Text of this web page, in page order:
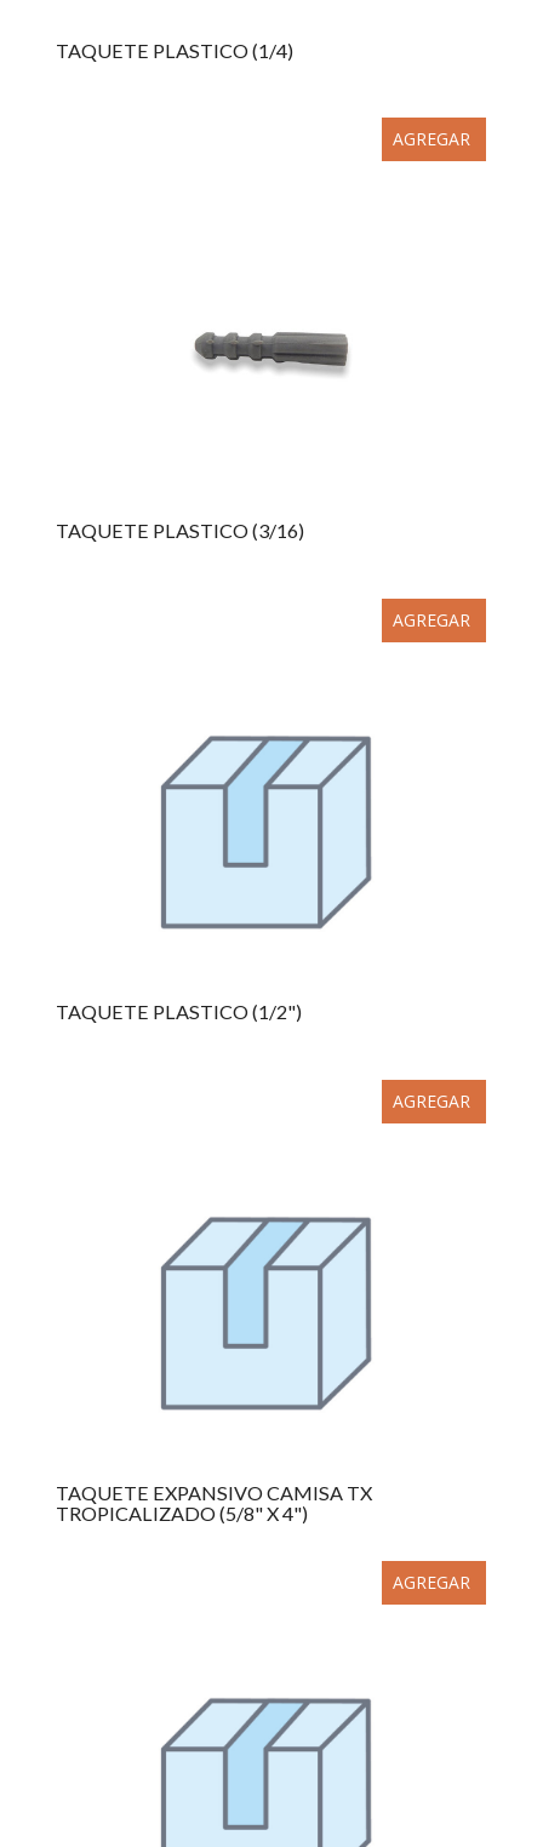
TAQUETE PLASTICO (1/4)
AGREGAR
TAQUETE PLASTICO (3/16)
AGREGAR
TAQUETE PLASTICO (1/2")
AGREGAR
TAQUETE EXPANSIVO CAMISA TX
TROPICALIZADO (5/8" X 4")
AGREGAR